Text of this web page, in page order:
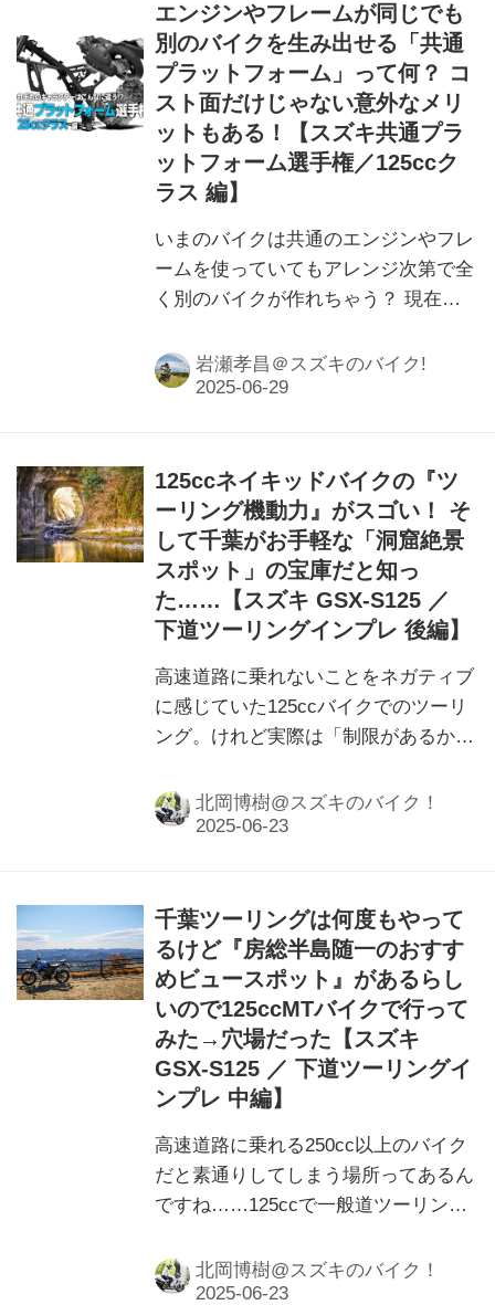
エンジンやフレームが同じでも
別のバイクを生み出せる「共通
プラットフォーム」って何？ コ
スト面だけじゃない意外なメリ
ットもある！【スズキ共通プラ
ットフォーム選手権／125ccク
ラス 編】
いまのバイクは共通のエンジンやフレ
ームを使っていてもアレンジ次第で全
く別のバイクが作れちゃう？ 現在の
プラットフォーム」で構成されたスズ
キのバイクを排気量別に見てみよう！
岩瀬孝昌＠スズキのバイク!
125ccネイキッドバイクの『ツ
ーリング機動力』がスゴい！ そ
して千葉がお手軽な「洞窟絶景
スポット」の宝庫だと知っ
た……【スズキ GSX-S125 ／
下道ツーリングインプレ 後編】
高速道路に乗れないことをネガティブ
に感じていた125ccバイクでのツーリ
ング。けれど実際は「制限があるから
北岡博樹@スズキのバイク！
千葉ツーリングは何度もやって
るけど『房総半島随一のおすす
めビュースポット』があるらし
いので125ccMTバイクで行って
みた→穴場だった【スズキ
GSX-S125 ／ 下道ツーリングイ
ンプレ 中編】
高速道路に乗れる250cc以上のバイク
だと素通りしてしまう場所ってあるん
ですね……125ccで一般道ツーリング
北岡博樹@スズキのバイク！